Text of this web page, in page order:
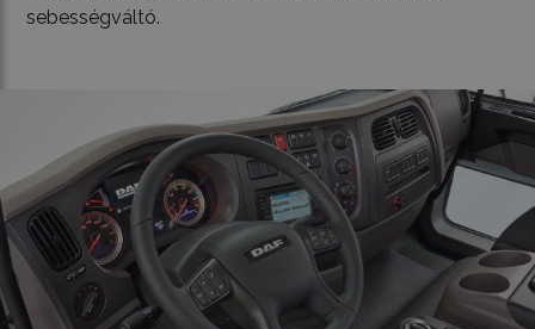
sebességváltó.